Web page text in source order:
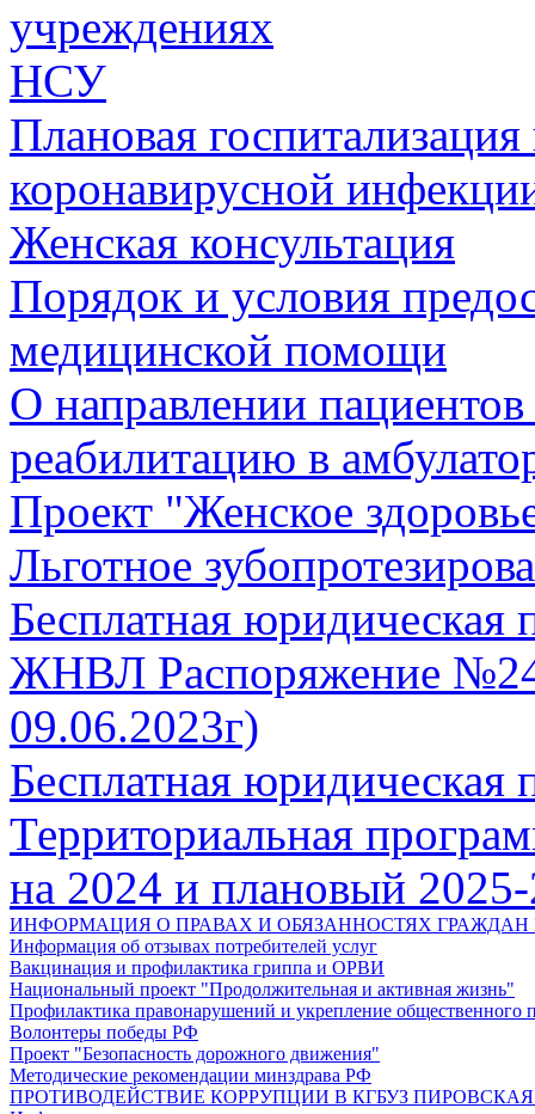
учреждениях
НСУ
Плановая
коронавирусной
Женская консультация
Порядок и условия
медицинской помощи
О направлении
реабилитацию в
Проект "Женское
Льготное
Бесплатная юридическая
ЖНВЛ Распоряжение
09.06.2023г)
Бесплатная юридическая
Территориальная
на 2024 и плановый 2025-
ИНФОРМАЦИЯ О ПРАВАХ И ОБЯЗАННОСТЯХ ГРАЖДАН
Информация об отзывах потребителей услуг
Вакцинация и профилактика гриппа и ОРВИ
Национальный проект "Продолжительная и активная жизнь"
Профилактика правонарушений и укрепление общественного
Волонтеры победы РФ
Проект "Безопасность дорожного движения"
Методические рекомендации минздрава РФ
ПРОТИВОДЕЙСТВИЕ КОРРУПЦИИ В КГБУЗ ПИРОВСКАЯ